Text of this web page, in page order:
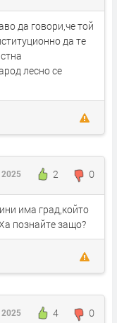
да говори,че той
да те
лесно се
2 0
има град,който
познайте защо?
4 0